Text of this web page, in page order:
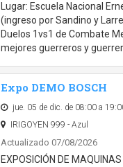
Lugar: Escuela Nacional
(ingreso por Sandino y
Duelos 1vs1 de Combate
mejores guerreros y
Expo DEMO BOSCH
jue. 05 de dic. de 08:00 a
IRIGOYEN 999 - Azul
Actualizado 07/08/2026
EXPOSICIÓN DE MAQUINAS